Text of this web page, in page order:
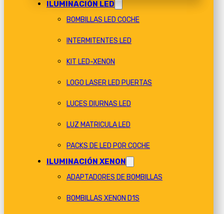
ILUMINACIÓN LED
BOMBILLAS LED COCHE
INTERMITENTES LED
KIT LED-XENON
LOGO LASER LED PUERTAS
LUCES DIURNAS LED
LUZ MATRICULA LED
PACKS DE LED POR COCHE
ILUMINACIÓN XENON
ADAPTADORES DE BOMBILLAS
BOMBILLAS XENON D1S